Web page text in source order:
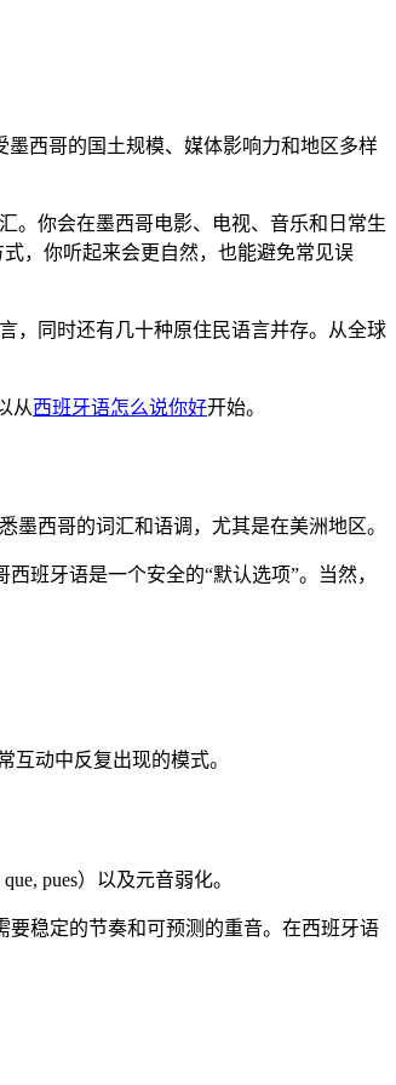
墨西哥的国土规模、媒体影响力和地区多样
。你会在墨西哥电影、电视、音乐和日常生
式，你听起来会更自然，也能避免常见误
，同时还有几十种原住民语言并存。从全球
从西班牙语怎么说你好开始。
西哥的词汇和语调，尤其是在美洲地区。
班牙语是一个安全的“默认选项”。当然，
动中反复出现的模式。
pues）以及元音弱化。
要稳定的节奏和可预测的重音。在西班牙语